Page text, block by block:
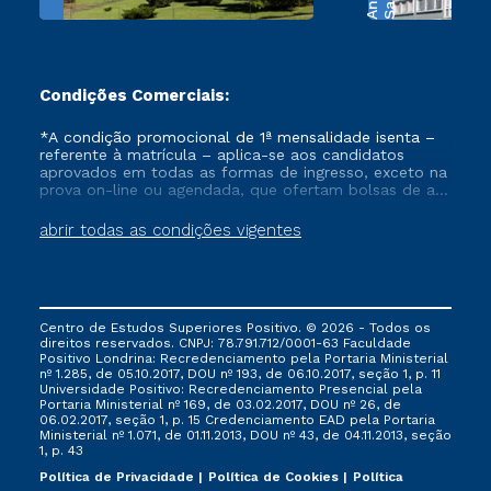
Condições Comerciais:
abrir todas as condições vigentes
*A condição promocional de 1ª mensalidade isenta –
referente à matrícula – aplica-se aos candidatos
aprovados em todas as formas de ingresso, exceto na
prova on-line ou agendada, que ofertam bolsas de até
vigente, que ainda não tenham efetivado e/ou não
tenham cancelado ou trancado sua matrícula em uma
via FIES, Prouni e outros programas governamentais, e
não se acumula com nenhuma outra campanha
ofertada pela Instituição.
Centro de Estudos Superiores Positivo. © 2026 - Todos os
direitos reservados. CNPJ: 78.791.712/0001-63 Faculdade
Positivo Londrina: Recredenciamento pela Portaria Ministerial
nº 1.285, de 05.10.2017, DOU nº 193, de 06.10.2017, seção 1, p. 11
Universidade Positivo: Recredenciamento Presencial ​pela
Portaria Ministerial nº 169, de 03.02.2017, DOU nº 26, de
06.02.2017, seção 1, p. 15 Credenciamento EAD pela Portaria
Ministerial nº 1.071, de 01.11.2013, DOU nº 43, de 04.11.2013, seção
1, p. 43
Política de Privacidade
Política de Cookies Política